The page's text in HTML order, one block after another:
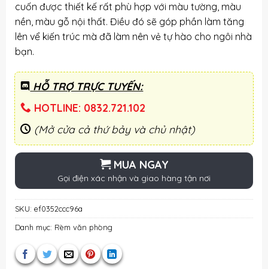
cuốn được thiết kế rất phù hợp với màu tường, màu
nền, màu gỗ nội thất. Điều đó sẽ góp phần làm tăng
lên vể kiến trúc mà đã làm nên vẻ tự hào cho ngôi nhà
bạn.
HỖ TRỢ TRỰC TUYẾN:
HOTLINE: 0832.721.102
(Mở cửa cả thứ bảy và chủ nhật)
MUA NGAY
Gọi điện xác nhận và giao hàng tận nơi
SKU: ef0352ccc96a
Danh mục: Rèm văn phòng